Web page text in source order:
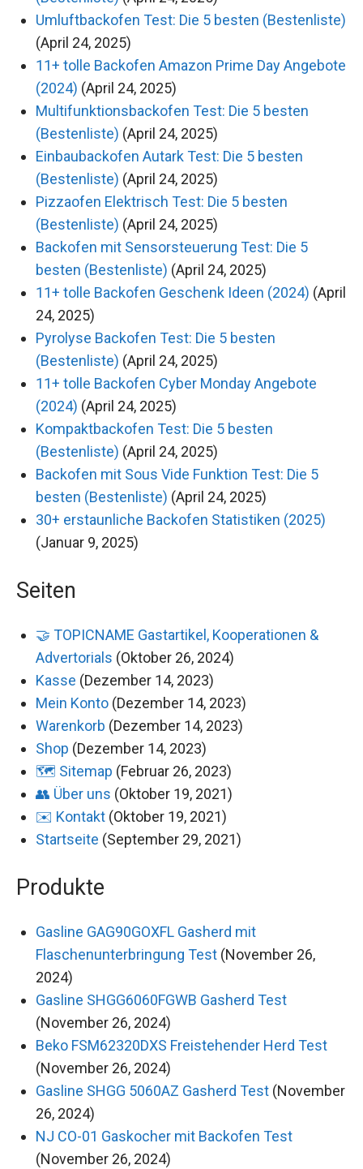
Umluftbackofen Test: Die 5 besten (Bestenliste)
(April 24, 2025)
11+ tolle Backofen Amazon Prime Day Angebote
(2024) (April 24, 2025)
Multifunktionsbackofen Test: Die 5 besten
(Bestenliste) (April 24, 2025)
Einbaubackofen Autark Test: Die 5 besten
(Bestenliste) (April 24, 2025)
Pizzaofen Elektrisch Test: Die 5 besten
(Bestenliste) (April 24, 2025)
Backofen mit Sensorsteuerung Test: Die 5
besten (Bestenliste) (April 24, 2025)
11+ tolle Backofen Geschenk Ideen (2024) (April
24, 2025)
Pyrolyse Backofen Test: Die 5 besten
(Bestenliste) (April 24, 2025)
11+ tolle Backofen Cyber Monday Angebote
(2024) (April 24, 2025)
Kompaktbackofen Test: Die 5 besten
(Bestenliste) (April 24, 2025)
Backofen mit Sous Vide Funktion Test: Die 5
besten (Bestenliste) (April 24, 2025)
30+ erstaunliche Backofen Statistiken (2025)
(Januar 9, 2025)
Seiten
🤝 TOPICNAME Gastartikel, Kooperationen &
Advertorials (Oktober 26, 2024)
Kasse (Dezember 14, 2023)
Mein Konto (Dezember 14, 2023)
Warenkorb (Dezember 14, 2023)
Shop (Dezember 14, 2023)
🗺️ Sitemap (Februar 26, 2023)
👥 Über uns (Oktober 19, 2021)
✉️ Kontakt (Oktober 19, 2021)
Startseite (September 29, 2021)
Produkte
Gasline GAG90GOXFL Gasherd mit
Flaschenunterbringung Test (November 26,
2024)
Gasline SHGG6060FGWB Gasherd Test
(November 26, 2024)
Beko FSM62320DXS Freistehender Herd Test
(November 26, 2024)
Gasline SHGG 5060AZ Gasherd Test (November
26, 2024)
NJ CO-01 Gaskocher mit Backofen Test
(November 26, 2024)